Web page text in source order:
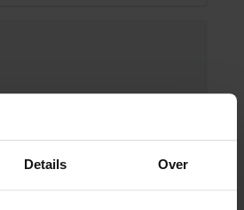
Details Over